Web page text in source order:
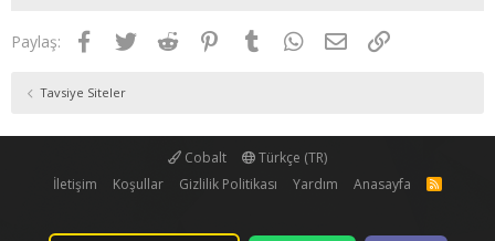
Paylaş: Facebook
TwitterReddit PinterestTumblrWhatsApp
E-postaLink
Tavsiye Siteler
Cobalt
Türkçe (TR)
İletişim
Koşullar Gizlilik Politikası Yardım Anasayfa
R